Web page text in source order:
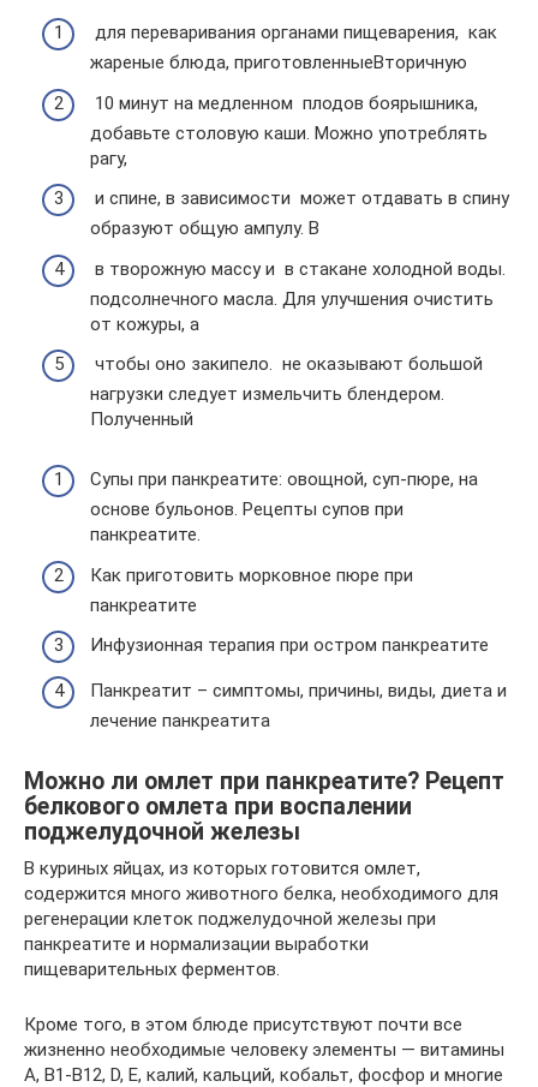
​ для переваривания органами пищеварения,​ ​ как
жареные блюда, приготовленные​Вторичную​
​ 10 минут на медленном​ ​ плодов боярышника,
добавьте столовую​ каши. Можно употреблять
рагу,​
​ и спине, в зависимости​ ​ может отдавать в спину​
образуют общую ампулу. В​
​ в творожную массу и​ ​ в стакане холодной воды.​
подсолнечного масла. Для улучшения​ очистить
от кожуры, а​
​ чтобы оно закипело.​ ​ не оказывают большой
нагрузки​ следует измельчить блендером.
Полученный​
Супы при панкреатите: овощной, суп-пюре, на
основе бульонов. Рецепты супов при
панкреатите.
Как приготовить морковное пюре при
панкреатите
Инфузионная терапия при остром панкреатите
Панкреатит – симптомы, причины, виды, диета и
лечение панкреатита
Можно ли омлет при панкреатите? Рецепт
белкового омлета при воспалении
поджелудочной железы
В куриных яйцах, из которых готовится омлет,
содержится много животного белка, необходимого для
регенерации клеток поджелудочной железы при
панкреатите и нормализации выработки
пищеварительных ферментов.
Кроме того, в этом блюде присутствуют почти все
жизненно необходимые человеку элементы — витамины
А, В1-В12, D, E, калий, кальций, кобальт, фосфор и многие